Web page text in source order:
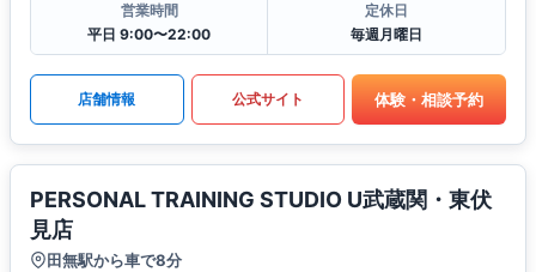
営業時間
平日 9:00〜22:00
定休日
毎週月曜日
店舗情報 公式サイト 体験・相談予約
PERSONAL TRAINING STUDIO U武蔵関・東伏
見店
田無駅から車で8分